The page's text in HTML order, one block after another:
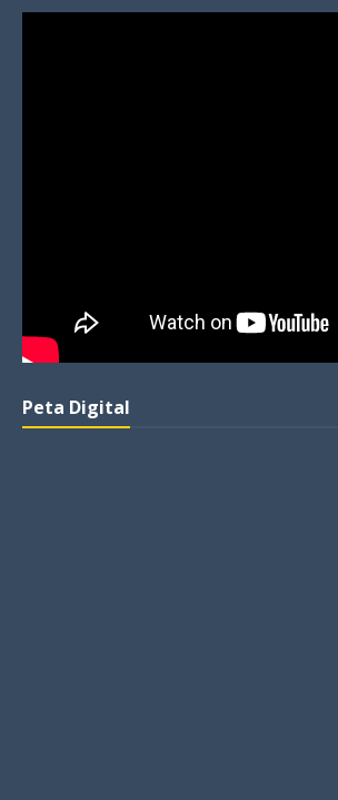
Peta Digital